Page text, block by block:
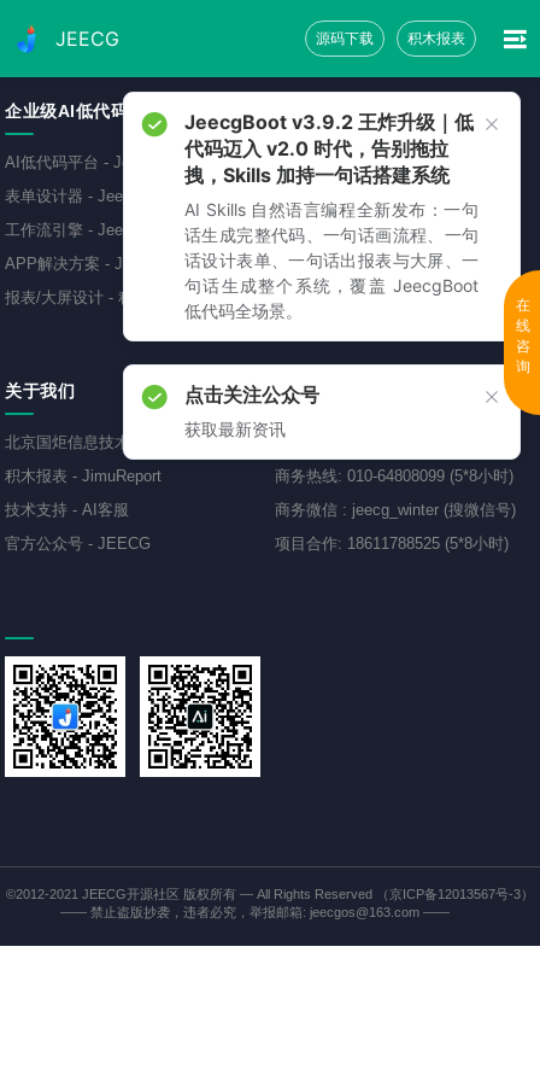
JEECG 源码下载 积木报表
企业级AI低代码平台
AI低代码平台 - JeecgBoot
表单设计器 - JeecgBoot
工作流引擎 - JeecgBoot
APP解决方案 - JeecgBoot
报表/大屏设计 - 积木报表
免费源码下载
低代码开发平台-JeecgBoot
AI应用开发平台-Jeecg-AI
报表可视化工具-JimuReport
移动开发框架 -JeecgUniapp
关于我们
北京国炬信息技术有限公司
积木报表 - JimuReport
技术支持 - AI客服
官方公众号 - JEECG
联系方式
商务QQ
商务热线: 010-64808099 (5*8小时)
商务微信 : jeecg_winter (搜微信号)
项目合作: 18611788525 (5*8小时)
©2012-2021 JEECG开源社区 版权所有 — All Rights Reserved
（京ICP备12013567号-3）
—— 禁止盗版抄袭，违者必究，举报邮箱: jeecgos@163.com ——
在
线
咨
询
JeecgBoot v3.9.2 王炸升级｜低
代码迈入 v2.0 时代，告别拖拉
拽，Skills 加持一句话搭建系统
AI Skills 自然语言编程全新发布：一句
话生成完整代码、一句话画流程、一句
话设计表单、一句话出报表与大屏、一
句话生成整个系统，覆盖 JeecgBoot
低代码全场景。
点击关注公众号
获取最新资讯